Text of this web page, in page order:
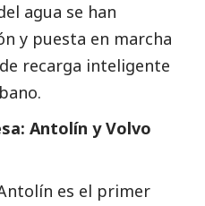
agua se han
y puesta en marcha
recarga inteligente
Antolín y Volvo
es el primer